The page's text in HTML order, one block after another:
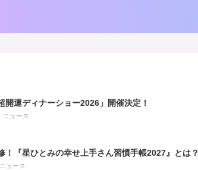
開運ディナーショー2026」開催決定！
ニュース
！『星ひとみの幸せ上手さん習慣手帳2027』とは？
ニュース